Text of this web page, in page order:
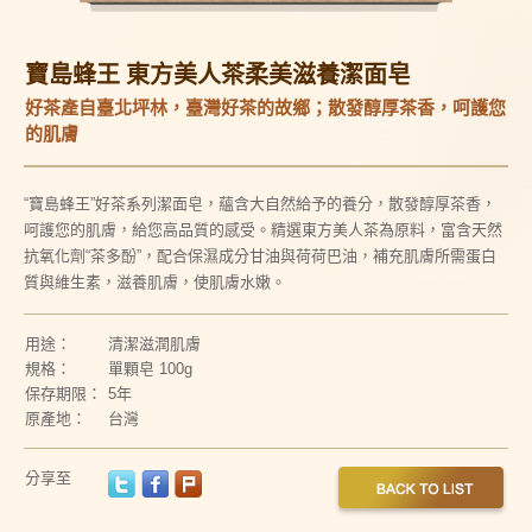
寶島蜂王 東方美人茶柔美滋養潔面皂
好茶產自臺北坪林，臺灣好茶的故鄉；散發醇厚茶香，呵護您
的肌膚
“寶島蜂王”好茶系列潔面皂，蘊含大自然給予的養分，散發醇厚茶香，
呵護您的肌膚，給您高品質的感受。精選東方美人茶為原料，富含天然
抗氧化劑“茶多酚”，配合保濕成分甘油與荷荷巴油，補充肌膚所需蛋白
質與維生素，滋養肌膚，使肌膚水嫩。
用途：
清潔滋潤肌膚
規格：
單顆皂 100g
保存期限：
5年
原產地：
台灣
分享至